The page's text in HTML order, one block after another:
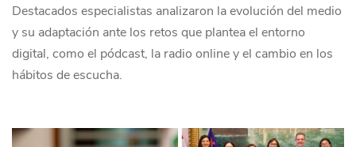
Destacados especialistas analizaron la evolución del medio
y su adaptación ante los retos que plantea el entorno
digital, como el pódcast, la radio online y el cambio en los
hábitos de escucha.